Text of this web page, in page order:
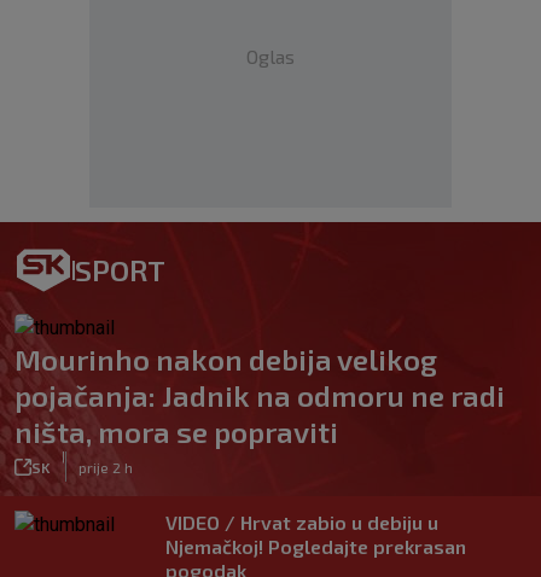
Oglas
SPORT
Mourinho nakon debija velikog
pojačanja: Jadnik na odmoru ne radi
ništa, mora se popraviti
SK prije 2 h
VIDEO / Hrvat zabio u debiju u
Njemačkoj! Pogledajte prekrasan
pogodak